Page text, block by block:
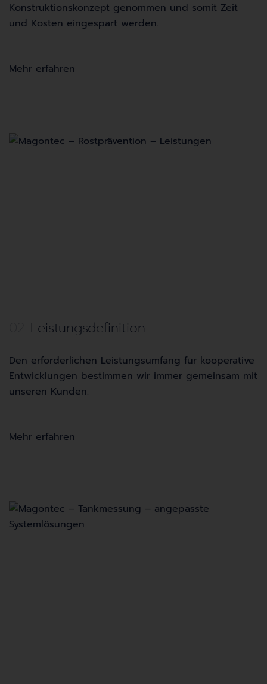
Konstruktionskonzept genommen und somit Zeit
und Kosten eingespart werden.
Mehr erfahren
Leistungsdefinition
Den erforderlichen Leistungsumfang für kooperative
Entwicklungen bestimmen wir immer gemeinsam mit
unseren Kunden.
Mehr erfahren